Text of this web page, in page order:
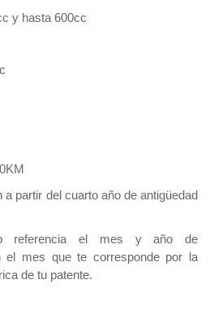
y hasta 600cc
0KM
a partir del cuarto año de antigüedad
referencia el mes y año de
el mes que te corresponde por la
de tu patente.